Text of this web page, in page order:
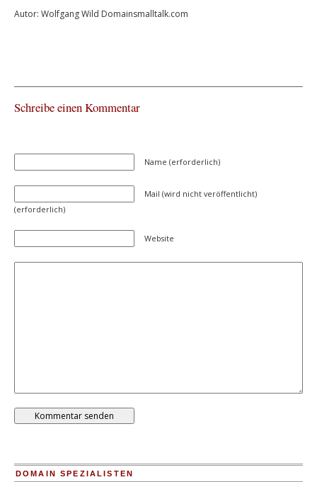
Autor: Wolfgang Wild Domainsmalltalk.com
Schreibe einen Kommentar
Name (erforderlich)
Mail (wird nicht veröffentlicht)
(erforderlich)
Website
DOMAIN SPEZIALISTEN